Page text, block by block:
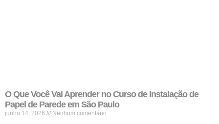
O Que Você Vai Aprender no Curso de Instalação de
Papel de Parede em São Paulo
junho 14, 2026 Nenhum comentário